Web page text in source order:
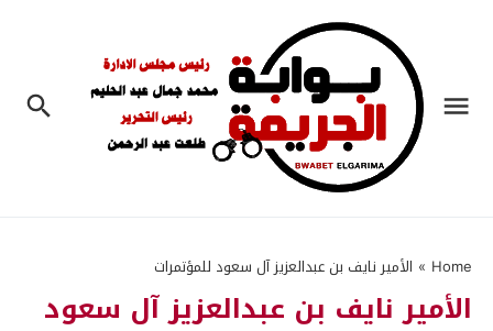
Home
» الأمير نايف بن عبدالعزيز آل سعود للمؤتمرات
الأمير نايف بن عبدالعزيز آل سعود